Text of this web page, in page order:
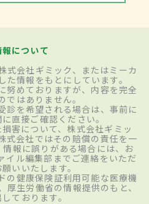
について
式会社ギミック、またはミーカ
た情報をもとにしています。
努めておりますが、内容を完全
ではありません。
診を希望される場合は、事前に
直接ご確認ください。
害について、株式会社ギミッ
式会社ではその賠償の責任を一
報に誤りがある場合には、お
イル編集部までご連絡をいただ
いいたします。
の健康保険証利用可能な医療機
生労働省の情報提供のもと、
ております。